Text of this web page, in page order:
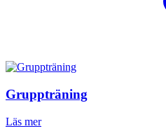
Gruppträning
Läs mer